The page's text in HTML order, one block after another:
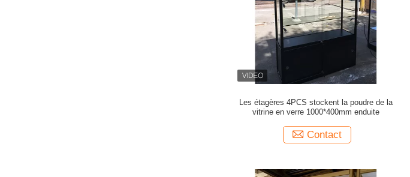
Les étagères 4PCS stockent la poudre de la
vitrine en verre 1000*400mm enduite
Contact